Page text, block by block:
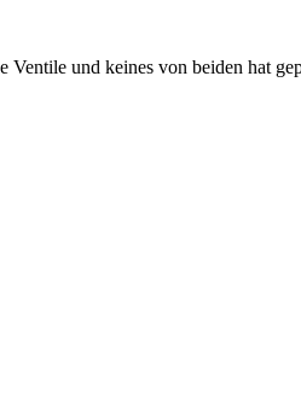
und keines von beiden hat